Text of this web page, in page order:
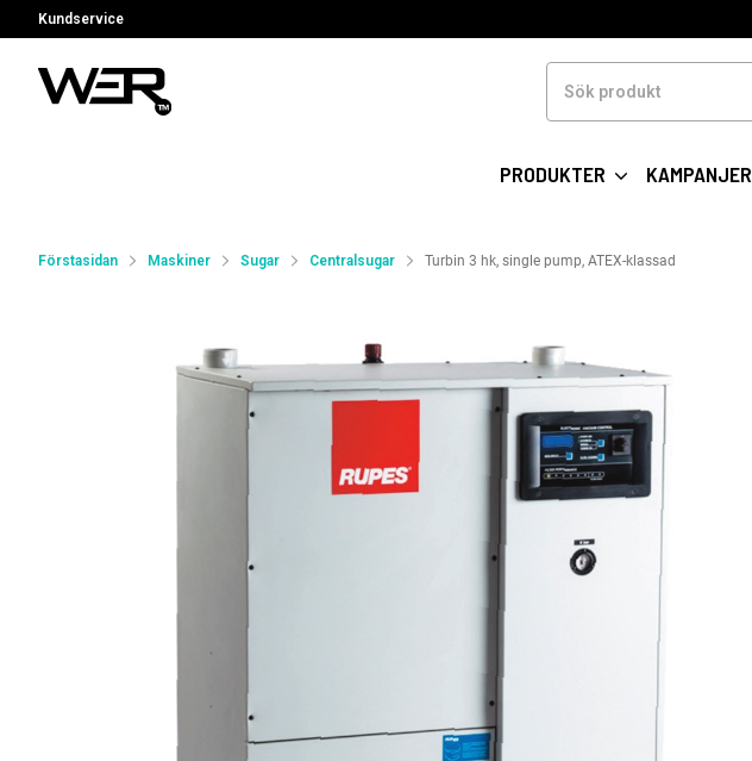
Kundservice
produkt
PRODUKTER KAMPANJER
Förstasidan Maskiner Sugar Centralsugar Turbin 3 hk, single pump, ATEX-klassad